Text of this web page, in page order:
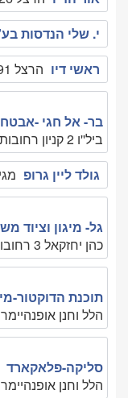
י. שלי הנדסות
ראשי דיו הרצל 191 רחובות , 089318728
בר- אל חגי -
ביל''ו 2 קניון רחובות רחובות , 089354152
גולד ליין גרופ מגיני
גל- מיגון וציוד
כהן יחזקאל 3 רחובות , 0542036354
תוכנת הדוקטור-
הלל וחנן אופנהיימר 7 רחובות , 0732229000
סליקה-פלאקארד
הלל וחנן אופנהיימר 7 רחובות , 089467540